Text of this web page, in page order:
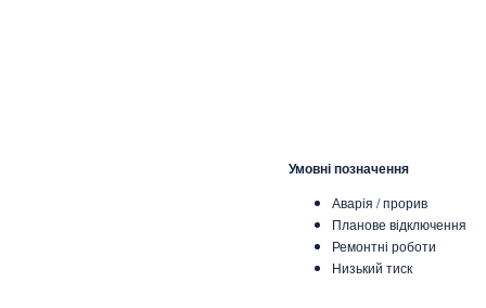
Умовні позначення
Аварія / прорив
Планове відключення
Ремонтні роботи
Низький тиск